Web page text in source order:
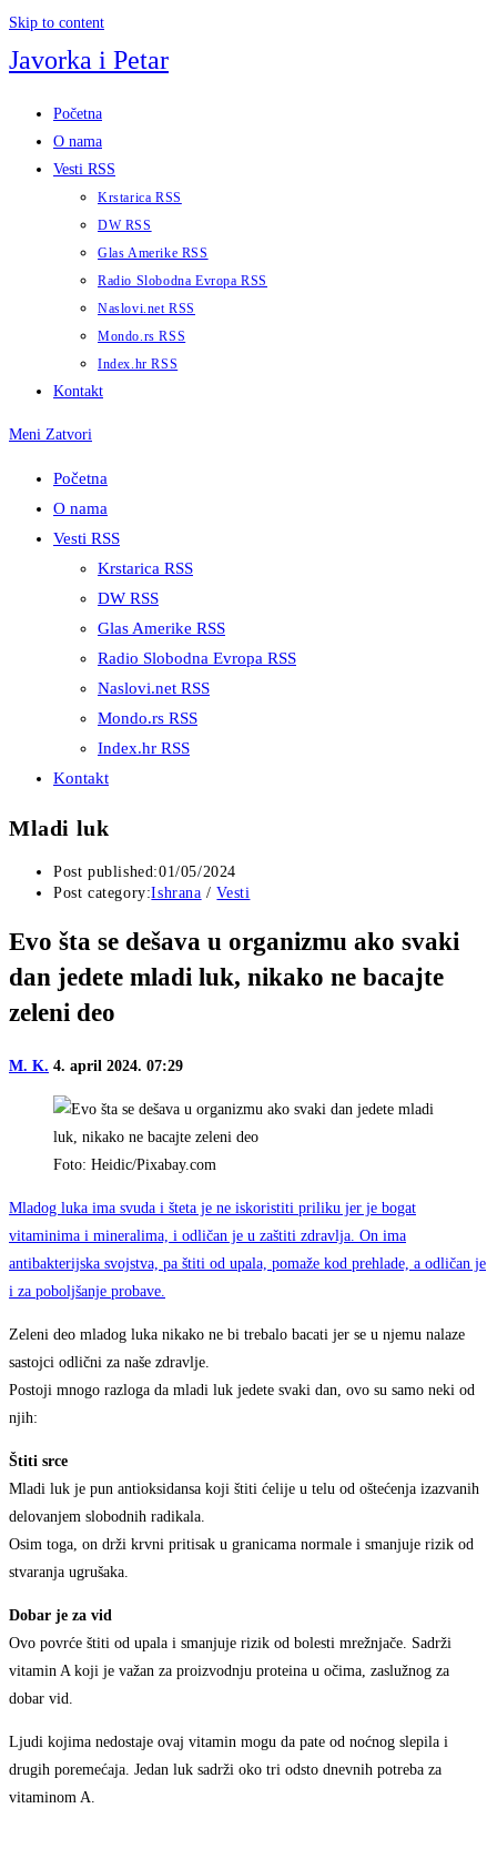
Skip to content
Javorka i Petar
Početna
O nama
Vesti RSS
Krstarica RSS
DW RSS
Glas Amerike RSS
Radio Slobodna Evropa RSS
Naslovi.net RSS
Mondo.rs RSS
Index.hr RSS
Kontakt
Meni Zatvori
Početna
O nama
Vesti RSS
Krstarica RSS
DW RSS
Glas Amerike RSS
Radio Slobodna Evropa RSS
Naslovi.net RSS
Mondo.rs RSS
Index.hr RSS
Kontakt
Mladi luk
Post published:01/05/2024
Post category:Ishrana / Vesti
Evo šta se dešava u organizmu ako svaki
dan jedete mladi luk, nikako ne bacajte
zeleni deo
M. K. 4. april 2024. 07:29
Foto: Heidic/Pixabay.com
Mladog luka ima svuda i šteta je ne iskoristiti priliku jer je bogat
vitaminima i mineralima, i odličan je u zaštiti zdravlja. On ima
antibakterijska svojstva, pa štiti od upala, pomaže kod prehlade, a odličan je
i za poboljšanje probave.
Zeleni deo mladog luka nikako ne bi trebalo bacati jer se u njemu nalaze
sastojci odlični za naše zdravlje.
Postoji mnogo razloga da mladi luk jedete svaki dan, ovo su samo neki od
njih:
Štiti srce
Mladi luk je pun antioksidansa koji štiti ćelije u telu od oštećenja izazvanih
delovanjem slobodnih radikala.
Osim toga, on drži krvni pritisak u granicama normale i smanjuje rizik od
stvaranja ugrušaka.
Dobar je za vid
Ovo povrće štiti od upala i smanjuje rizik od bolesti mrežnjače. Sadrži
vitamin A koji je važan za proizvodnju proteina u očima, zaslužnog za
dobar vid.
Ljudi kojima nedostaje ovaj vitamin mogu da pate od noćnog slepila i
drugih poremećaja. Jedan luk sadrži oko tri odsto dnevnih potreba za
vitaminom A.